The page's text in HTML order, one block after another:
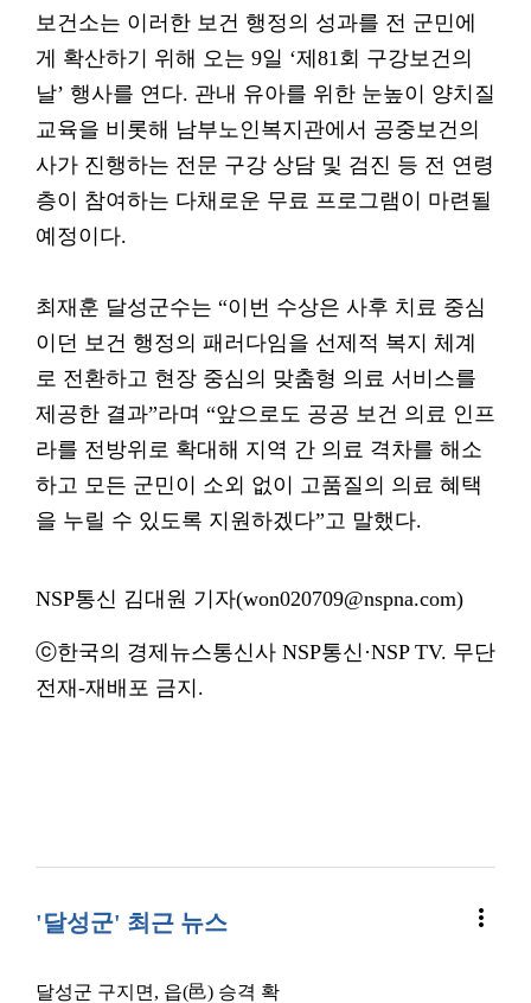
보건소는 이러한 보건 행정의 성과를 전 군민에
게 확산하기 위해 오는 9일 ‘제81회 구강보건의
날’ 행사를 연다. 관내 유아를 위한 눈높이 양치질
교육을 비롯해 남부노인복지관에서 공중보건의
사가 진행하는 전문 구강 상담 및 검진 등 전 연령
층이 참여하는 다채로운 무료 프로그램이 마련될
예정이다.
최재훈 달성군수는 “이번 수상은 사후 치료 중심
이던 보건 행정의 패러다임을 선제적 복지 체계
로 전환하고 현장 중심의 맞춤형 의료 서비스를
제공한 결과”라며 “앞으로도 공공 보건 의료 인프
라를 전방위로 확대해 지역 간 의료 격차를 해소
하고 모든 군민이 소외 없이 고품질의 의료 혜택
을 누릴 수 있도록 지원하겠다”고 말했다.
NSP통신 김대원 기자(won020709@nspna.com)
ⓒ한국의 경제뉴스통신사 NSP통신·NSP TV. 무단
전재-재배포 금지.
'달성군' 최근 뉴스 more_vert
달성군 구지면, 읍(邑) 승격 확